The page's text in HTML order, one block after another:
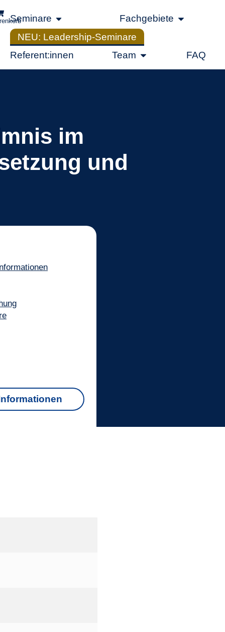
Seminare
Fachgebiete
NEU: Leadership-Seminare
Referent:innen
Team FAQ
im
und